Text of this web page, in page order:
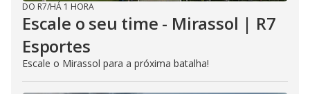
DO R7/HÁ 1 HORA
Escale o seu time - Mirassol | R7
Esportes
Escale o Mirassol para a próxima batalha!